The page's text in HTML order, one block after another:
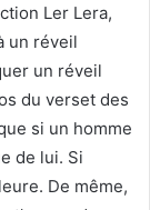
Ler Lera,
un réveil
un réveil
du verset des
si un homme
de lui. Si
De même,